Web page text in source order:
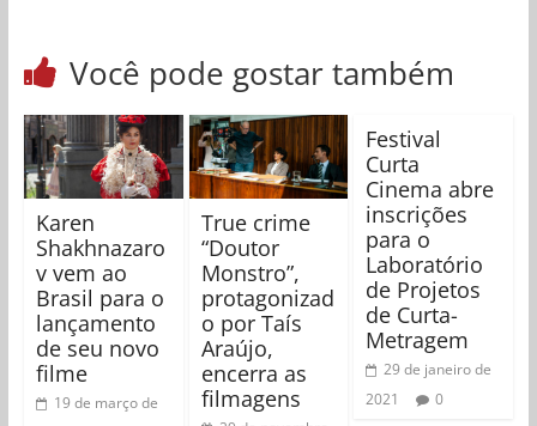
Você pode gostar também
Karen
Shakhnazaro
v vem ao
Brasil para o
lançamento
de seu novo
filme
19 de março de
True crime
“Doutor
Monstro”,
protagonizad
o por Taís
Araújo,
encerra as
filmagens
Festival
Curta
Cinema abre
inscrições
para o
Laboratório
de Projetos
de Curta-
Metragem
29 de janeiro de
2021
0